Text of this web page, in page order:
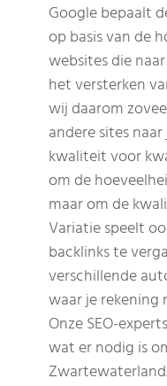
Google bepaalt
op basis van de
websites die
het versterken
wij daarom
andere sites
kwaliteit voor
om de
maar om de
Variatie speelt
backlinks te
verschillende
waar je rekening
Onze SEO-
wat er nodig is
Zwartewaterland.